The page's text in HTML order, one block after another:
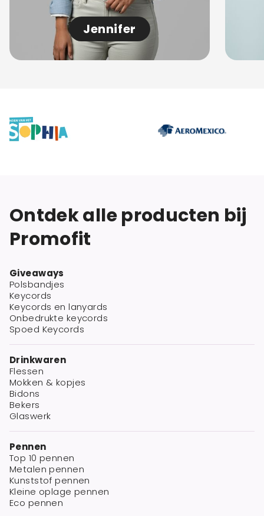
Jennifer
Ontdek alle producten bij
Promofit
Giveaways
Polsbandjes
Keycords
Keycords en lanyards
Onbedrukte keycords
Spoed Keycords
Drinkwaren
Flessen
Mokken & kopjes
Bidons
Bekers
Glaswerk
Pennen
Top 10 pennen
Metalen pennen
Kunststof pennen
Kleine oplage pennen
Eco pennen